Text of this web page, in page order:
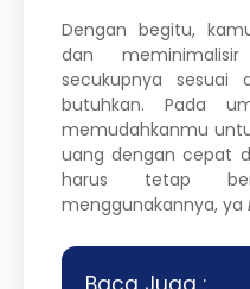
Dengan begitu,
dan
secukupnya sesuai
butuhkan. Pada
memudahkanmu
uang dengan cepat
harus tetap
menggunakannya, ya